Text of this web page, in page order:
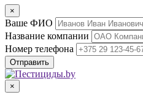
×
Ваше ФИО
Название компании
Номер телефона
×